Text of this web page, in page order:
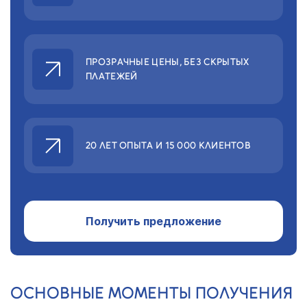
ПРОЗРАЧНЫЕ ЦЕНЫ,БЕЗ СКРЫТЫХ
ПЛАТЕЖЕЙ
20 ЛЕТ ОПЫТА И 15 000 КЛИЕНТОВ
Получить предложение
ОСНОВНЫЕ МОМЕНТЫ ПОЛУЧЕНИЯ